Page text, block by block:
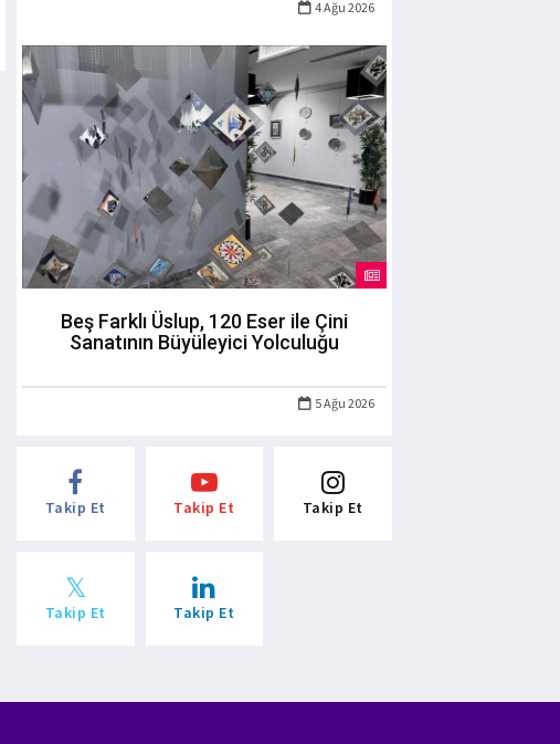
4 Ağu 2026
Beş Farklı Üslup, 120 Eser ile Çini
Sanatının Büyüleyici Yolculuğu
5 Ağu 2026
Takip Et Takip Et Takip Et
Takip Et Takip Et